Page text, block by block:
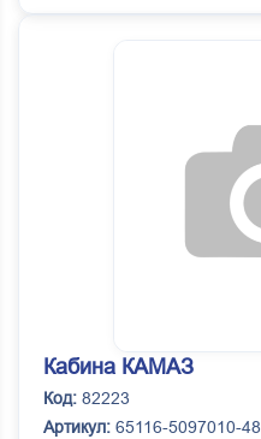
Кабина КАМАЗ
Код: 82223
Артикул: 65116-5097010-48